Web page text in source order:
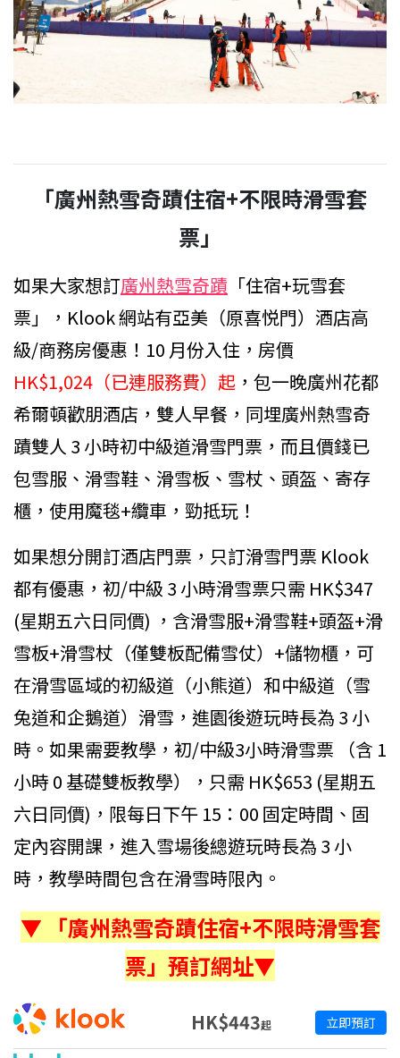
「廣州熱雪奇蹟住宿+不限時滑雪套
票」
如果大家想訂廣州熱雪奇蹟 「住宿+玩雪套
票」，Klook 網站有亞美（原喜悦門）酒店高
級/商務房優惠！10 月份入住，房價
HK$1,024（已連服務費）起 ，包一晚廣州花都
希爾頓歡朋酒店，雙人早餐，同埋廣州熱雪奇
蹟雙人 3 小時初中級道滑雪門票，而且價錢已
包雪服、滑雪鞋、滑雪板、雪杖、頭盔、寄存
櫃，使用魔毯+纜車，勁抵玩！
如果想分開訂酒店門票，只訂滑雪門票 Klook
都有優惠，初/中級 3 小時滑雪票只需 HK$347
(星期五六日同價) ，含滑雪服+滑雪鞋+頭盔+滑
雪板+滑雪杖（僅雙板配備雪仗）+儲物櫃，可
在滑雪區域的初級道（小熊道）和中級道（雪
兔道和企鵝道）滑雪，進園後遊玩時長為 3 小
時。如果需要教學，初/中級3小時滑雪票 （含 1
小時 0 基礎雙板教學），只需 HK$653 (星期五
六日同價)，限每日下午 15：00 固定時間、固
定內容開課，進入雪場後總遊玩時長為 3 小
時，教學時間包含在滑雪時限內。
▼ 「廣州熱雪奇蹟住宿+不限時滑雪套
票」預訂網址▼
HK$443起 立即預訂